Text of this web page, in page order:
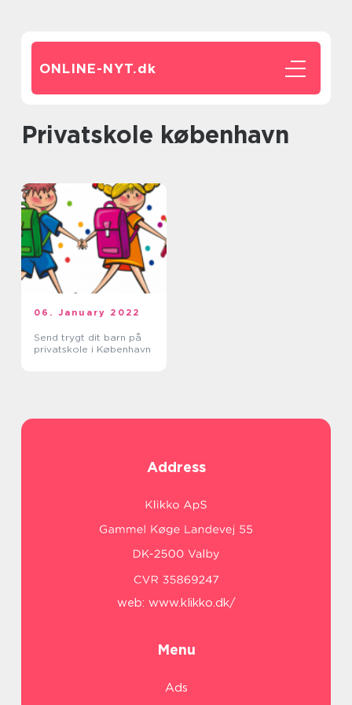
ONLINE-NYT.dk
Privatskole københavn
06. January 2022
Send trygt dit barn på
privatskole i København
Address
web: www.klikko.dk/
Menu
Ads